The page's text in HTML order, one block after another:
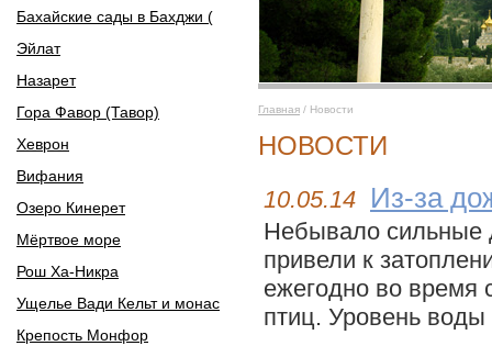
Бахайские сады в Бахджи (
Эйлат
Назарет
Гора Фавор (Тавор)
Хеврон
Вифания
Озеро Кинерет
Мёртвое море
Рош Ха-Никра
Ущелье Вади Кельт и монас
Крепость Монфор
Главная / Новости
НОВОСТИ
10.05.14 Из-за
Небывало сильные
привели к
ежегодно во время
птиц. Уровень воды